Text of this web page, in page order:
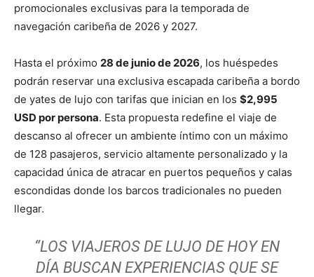
promocionales exclusivas para la temporada de
navegación caribeña de 2026 y 2027.
Hasta el próximo 28 de junio de 2026, los huéspedes
podrán reservar una exclusiva escapada caribeña a bordo
de yates de lujo con tarifas que inician en los $2,995
USD por persona. Esta propuesta redefine el viaje de
descanso al ofrecer un ambiente íntimo con un máximo
de 128 pasajeros, servicio altamente personalizado y la
capacidad única de atracar en puertos pequeños y calas
escondidas donde los barcos tradicionales no pueden
llegar.
“LOS VIAJEROS DE LUJO DE HOY EN
DÍA BUSCAN EXPERIENCIAS QUE SE